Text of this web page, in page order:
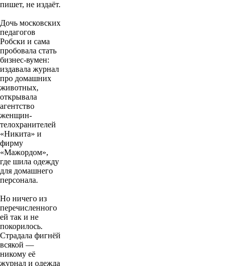
пишет, не издаёт.
Дочь московских
педагогов
Робски и сама
пробовала стать
бизнес-вумен:
издавала журнал
про домашних
животных,
открывала
агентство
женщин-
телохранителей
«Никита» и
фирму
«Мажордом»,
где шила одежду
для домашнего
персонала.
Но ничего из
перечисленного
ей так и не
покорилось.
Страдала фигнёй
всякой —
никому её
журнал и одежда